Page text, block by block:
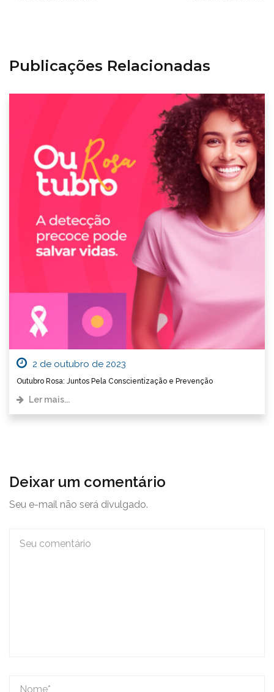
Publicações Relacionadas
2 de outubro de 2023
Outubro Rosa: Juntos Pela Conscientização e Prevenção
Ler mais...
Deixar um comentário
Seu e-mail não será divulgado.